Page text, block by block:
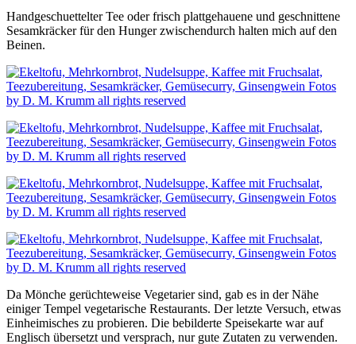
Handgeschuettelter Tee oder frisch plattgehauene und geschnittene
Sesamkräcker für den Hunger zwischendurch halten mich auf den
Beinen.
Da Mönche gerüchteweise Vegetarier sind, gab es in der Nähe
einiger Tempel vegetarische Restaurants. Der letzte Versuch, etwas
Einheimisches zu probieren. Die bebilderte Speisekarte war auf
Englisch übersetzt und versprach, nur gute Zutaten zu verwenden.